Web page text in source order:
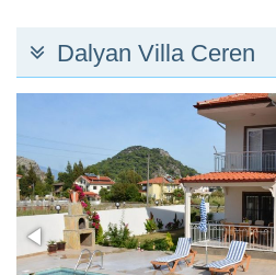
Dalyan Villa Ceren